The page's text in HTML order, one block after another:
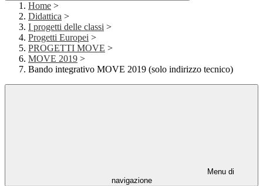
Home >
Didattica >
I progetti delle classi >
Progetti Europei >
PROGETTI MOVE >
MOVE 2019 >
Bando integrativo MOVE 2019 (solo indirizzo tecnico)
Menu di
navigazione